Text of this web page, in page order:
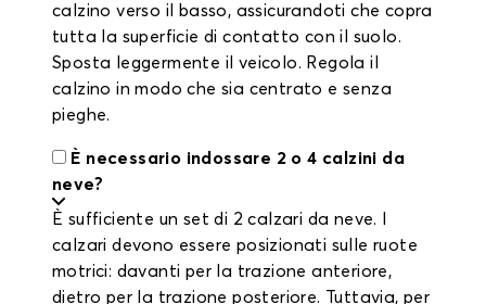
calzino verso il basso, assicurandoti che copra
tutta la superficie di contatto con il suolo.
Sposta leggermente il veicolo. Regola il
calzino in modo che sia centrato e senza
pieghe.
È necessario indossare 2 o 4 calzini da
neve?
È sufficiente un set di 2 calzari da neve. I
calzari devono essere posizionati sulle ruote
motrici: davanti per la trazione anteriore,
dietro per la trazione posteriore. Tuttavia, per